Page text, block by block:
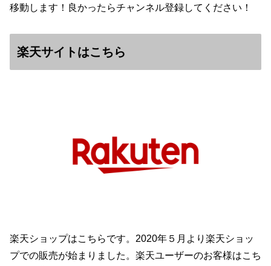
移動します！良かったらチャンネル登録してください！
楽天サイトはこちら
楽天ショップはこちらです。2020年５月より楽天ショッ
プでの販売が始まりました。楽天ユーザーのお客様はこち